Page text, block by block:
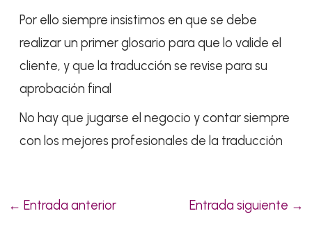
Por ello siempre insistimos en que se debe
realizar un primer glosario para que lo valide el
cliente, y que la traducción se revise para su
aprobación final
No hay que jugarse el negocio y contar siempre
con los mejores profesionales de la traducción
← Entrada anterior Entrada siguiente →